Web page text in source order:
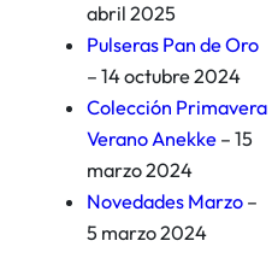
abril 2025
Pulseras Pan de Oro
– 14 octubre 2024
Colección Primavera
Verano Anekke – 15
marzo 2024
Novedades Marzo –
5 marzo 2024